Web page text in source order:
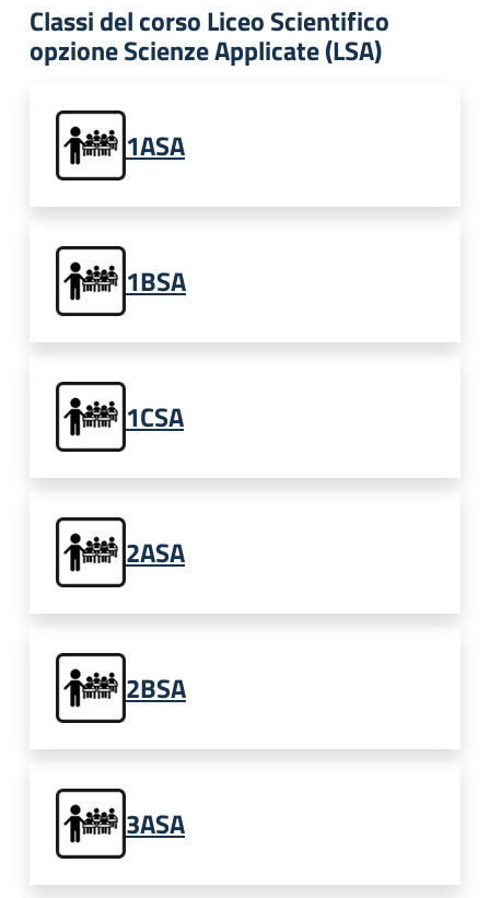
Classi del corso Liceo Scientifico
opzione Scienze Applicate (LSA)
1ASA
1BSA
1CSA
2ASA
2BSA
3ASA